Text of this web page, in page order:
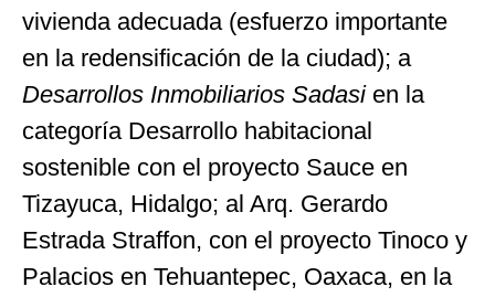
vivienda adecuada (esfuerzo importante
en la redensificación de la ciudad); a
Desarrollos Inmobiliarios Sadasien la
categoría Desarrollo habitacional
sostenible con el proyecto Sauce en
Tizayuca, Hidalgo; al Arq. Gerardo
Estrada Straffon, con el proyecto Tinoco y
Palacios en Tehuantepec, Oaxaca, en la